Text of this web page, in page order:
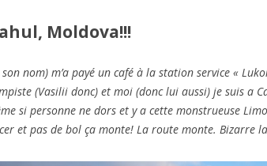
Moldova!!!
son nom) m’a payé un café à la station service «
(Vasilii donc) et moi (donc lui aussi) je suis a
si personne ne dors et y a cette monstrueuse
et pas de bol ça monte! La route monte. Bizarre